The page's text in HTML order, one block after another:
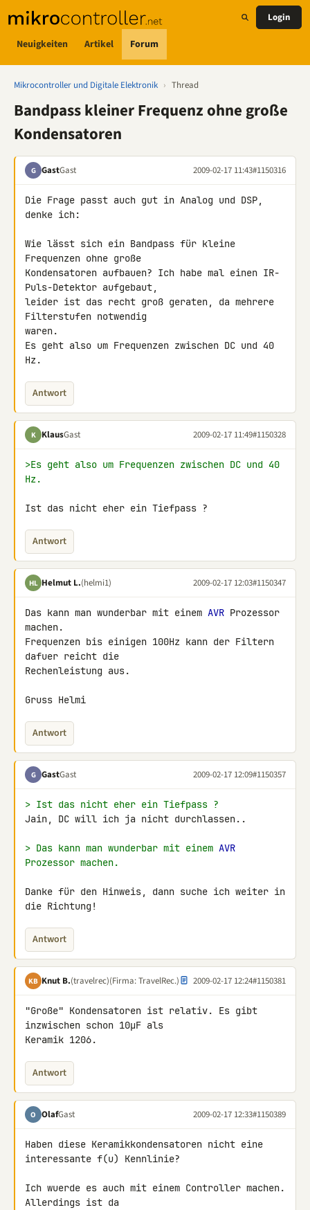
Neuigkeiten Artikel Forum
Login
Mikrocontroller und Digitale Elektronik › Thread
Bandpass kleiner Frequenz ohne große
Kondensatoren
G GastGast 2009-02-17 11:43#1150316
Die Frage passt auch gut in Analog und DSP,
denke ich:
Wie lässt sich ein Bandpass für kleine
Frequenzen ohne große
Kondensatoren aufbauen? Ich habe mal einen IR-
Puls-Detektor aufgebaut,
leider ist das recht groß geraten, da mehrere
Filterstufen notwendig
waren.
Es geht also um Frequenzen zwischen DC und 40
Hz.
Antwort
K KlausGast 2009-02-17 11:49#1150328
>Es geht also um Frequenzen zwischen DC und 40
Hz.
Ist das nicht eher ein Tiefpass ?
Antwort
HL Helmut L.(helmi1) 2009-02-17 12:03#1150347
Das kann man wunderbar mit einem AVR Prozessor
machen.
Frequenzen bis einigen 100Hz kann der Filtern
dafuer reicht die
Rechenleistung aus.
Gruss Helmi
Antwort
G GastGast 2009-02-17 12:09#1150357
> Ist das nicht eher ein Tiefpass ?
Jain, DC will ich ja nicht durchlassen..
> Das kann man wunderbar mit einem AVR
Prozessor machen.
Danke für den Hinweis, dann suche ich weiter in
die Richtung!
Antwort
KB Knut B.(travelrec)(Firma: TravelRec.) 2009-02-17 12:24#1150381
"Große" Kondensatoren ist relativ. Es gibt
inzwischen schon 10µF als
Keramik 1206.
Antwort
O OlafGast 2009-02-17 12:33#1150389
Haben diese Keramikkondensatoren nicht eine
interessante f(u) Kennlinie?
Ich wuerde es auch mit einem Controller machen.
Allerdings ist da